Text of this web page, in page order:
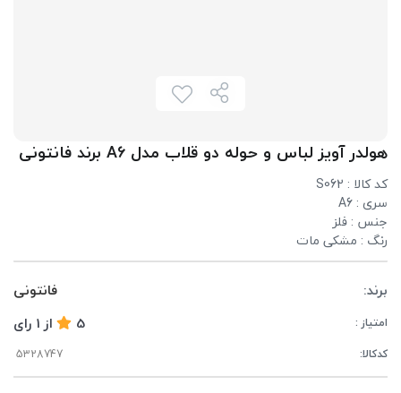
هولدر آویز لباس و حوله دو قلاب مدل A6 برند فانتونی
کد کالا : S062
سری : A6
جنس : فلز
رنگ : مشکی مات
برند: فانتونی
امتیاز : 5 از 1 رای
کدکالا: